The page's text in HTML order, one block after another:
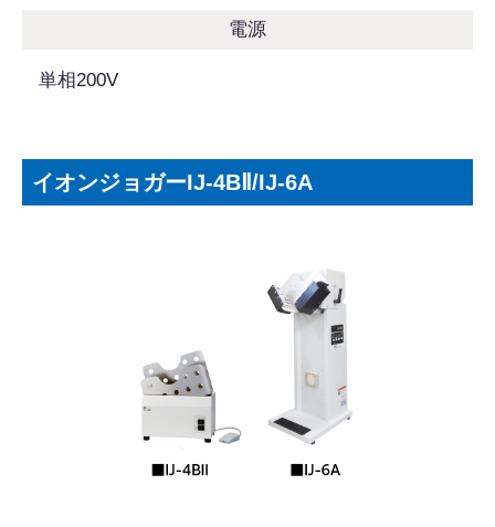
電源
単相200V
イオンジョガーIJ-4BⅡ/IJ-6A